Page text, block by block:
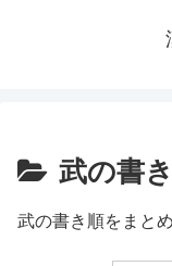
武の書
武の書き順をまと